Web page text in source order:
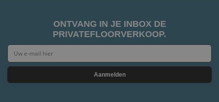
ONTVANG IN JE INBOX DE
PRIVATEFLOORVERKOOP.
Aanmelden